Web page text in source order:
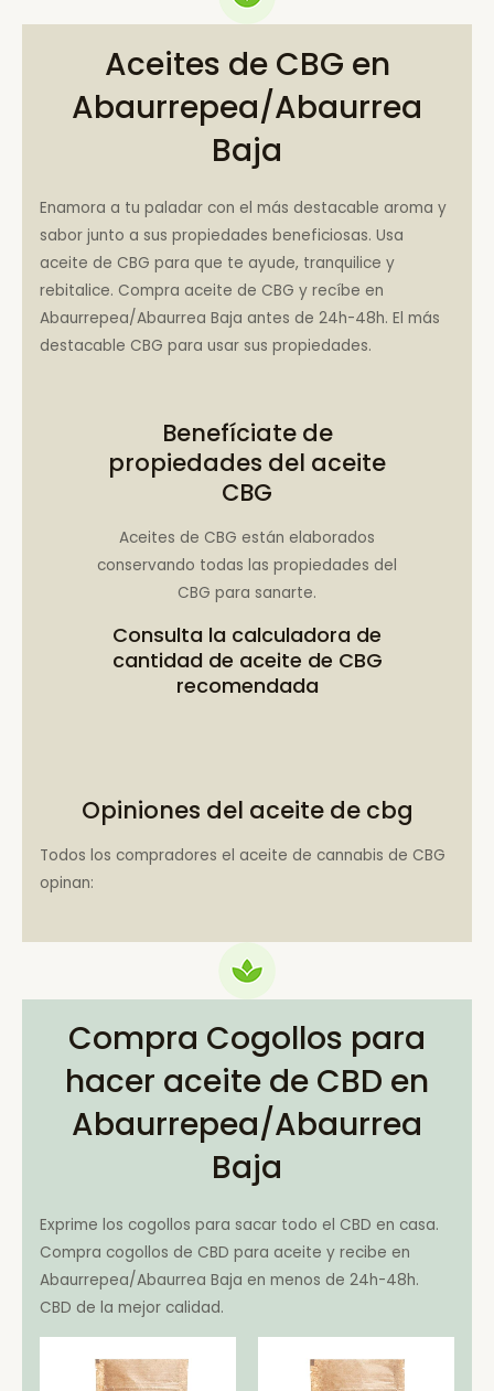
Aceites de CBG en
Abaurrepea/Abaurrea
Baja
Enamora a tu paladar con el más destacable aroma y
sabor junto a sus propiedades beneficiosas. Usa
aceite de CBG para que te ayude, tranquilice y
rebitalice. Compra aceite de CBG y recíbe en
Abaurrepea/Abaurrea Baja antes de 24h-48h. El más
destacable CBG para usar sus propiedades.
Benefíciate de
propiedades del aceite
CBG
Aceites de CBG están elaborados
conservando todas las propiedades del
CBG para sanarte.
Consulta la calculadora de
cantidad de aceite de CBG
recomendada
Opiniones del aceite de cbg
Todos los compradores el aceite de cannabis de CBG
opinan:
Compra Cogollos para
hacer aceite de CBD en
Abaurrepea/Abaurrea
Baja
Exprime los cogollos para sacar todo el CBD en casa.
Compra cogollos de CBD para aceite y recibe en
Abaurrepea/Abaurrea Baja en menos de 24h-48h.
CBD de la mejor calidad.